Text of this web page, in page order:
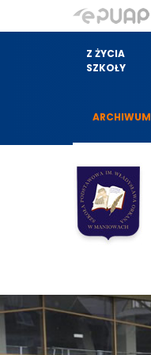
Z ŻYCIA
SZKOŁY
ARCHIWUM